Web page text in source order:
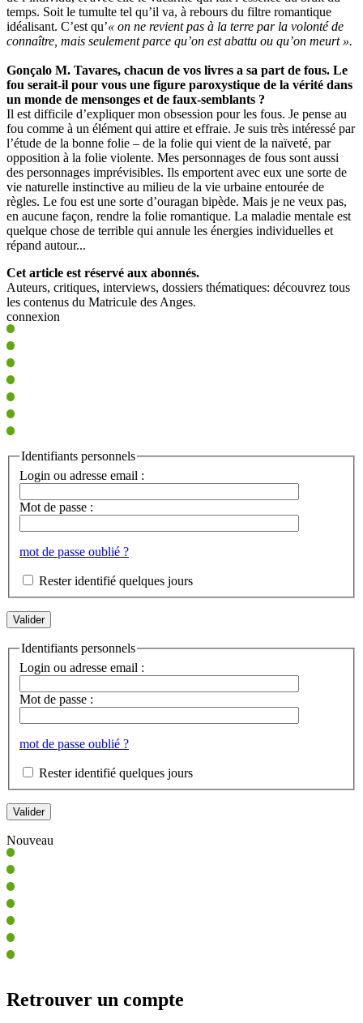
temps. Soit le tumulte tel qu’il va, à rebours du filtre romantique
idéalisant. C’est qu’« on ne revient pas à la terre par la volonté de
connaître, mais seulement parce qu’on est abattu ou qu’on meurt ».
Gonçalo M. Tavares, chacun de vos livres a sa part de fous. Le
fou serait-il pour vous une figure paroxystique de la vérité dans
un monde de mensonges et de faux-semblants ?
Il est difficile d’expliquer mon obsession pour les fous. Je pense au
fou comme à un élément qui attire et effraie. Je suis très intéressé par
l’étude de la bonne folie – de la folie qui vient de la naïveté, par
opposition à la folie violente. Mes personnages de fous sont aussi
des personnages imprévisibles. Ils emportent avec eux une sorte de
vie naturelle instinctive au milieu de la vie urbaine entourée de
règles. Le fou est une sorte d’ouragan bipède. Mais je ne veux pas,
en aucune façon, rendre la folie romantique. La maladie mentale est
quelque chose de terrible qui annule les énergies individuelles et
répand autour...
Cet article est réservé aux abonnés.
Auteurs, critiques, interviews, dossiers thématiques: découvrez tous
les contenus du Matricule des Anges.
connexion
Identifiants personnels
Login ou adresse email :
Mot de passe :
mot de passe oublié ?
Rester identifié quelques jours
Identifiants personnels
Login ou adresse email :
Mot de passe :
mot de passe oublié ?
Rester identifié quelques jours
Nouveau
Retrouver un compte